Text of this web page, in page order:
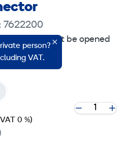
7622200
that cannot be opened
person?
VAT.
0 %)